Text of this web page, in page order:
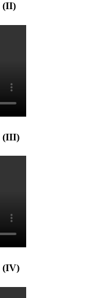
(II)
(III)
(IV)